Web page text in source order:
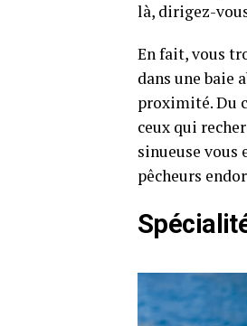
là, dirigez-
En fait, vous
dans une baie
proximité. Du
ceux qui
sinueuse vous
pêcheurs